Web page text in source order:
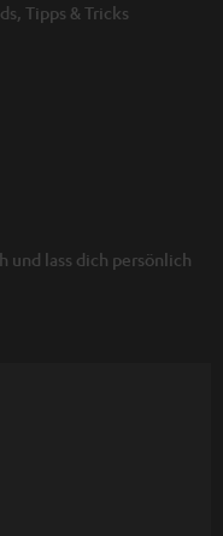
Tipps & Tricks
und lass dich persönlich